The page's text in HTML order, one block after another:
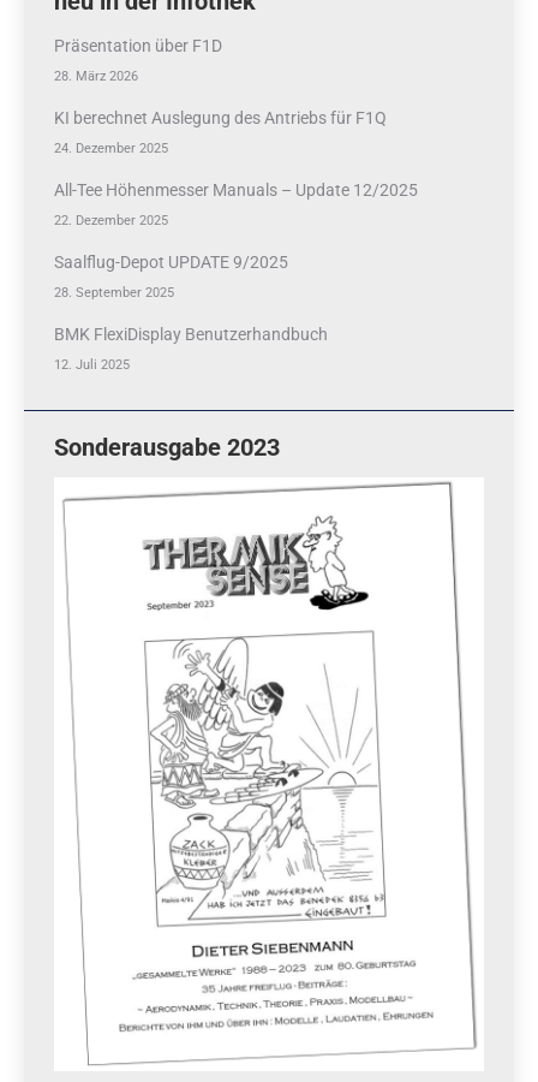
Präsentation über F1D
28. März 2026
KI berechnet Auslegung des Antriebs für F1Q
24. Dezember 2025
All-Tee Höhenmesser Manuals – Update 12/2025
22. Dezember 2025
Saalflug-Depot UPDATE 9/2025
28. September 2025
BMK FlexiDisplay Benutzerhandbuch
12. Juli 2025
Sonderausgabe 2023